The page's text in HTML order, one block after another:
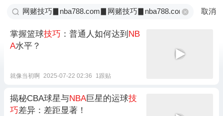
取消
掌握篮球技巧 ：普通人如何达到 NB
A水平？
就像当初啊 2025-07-22 02:36 1跟贴
揭秘CBA球星与NBA巨星的运球技
巧差异：差距显著！